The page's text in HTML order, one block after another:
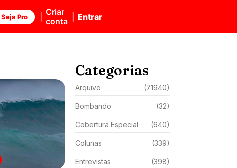
Seja Pro
Criar
conta
Entrar
Categorias
Arquivo (71940)
Bombando (32)
Cobertura Especial (640)
Colunas (339)
Entrevistas (398)